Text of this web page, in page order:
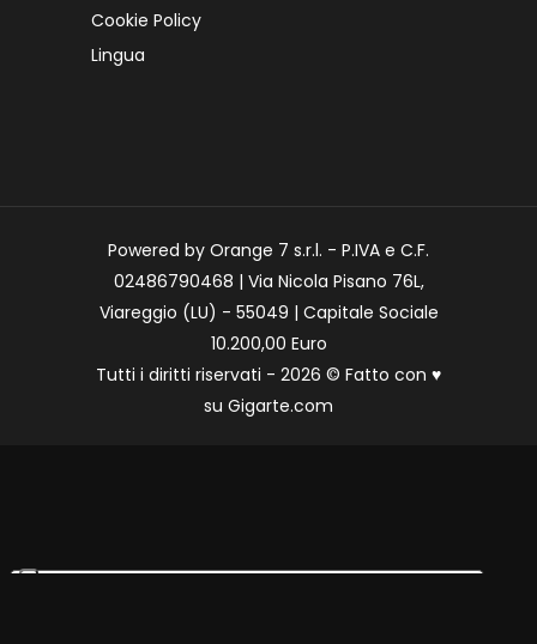
Cookie Policy
Lingua
Powered by Orange 7 s.r.l. - P.IVA e C.F.
02486790468 | Via Nicola Pisano 76L,
Viareggio (LU) - 55049 | Capitale Sociale
10.200,00 Euro
Tutti i diritti riservati - 2026 © Fatto con ♥
su Gigarte.com